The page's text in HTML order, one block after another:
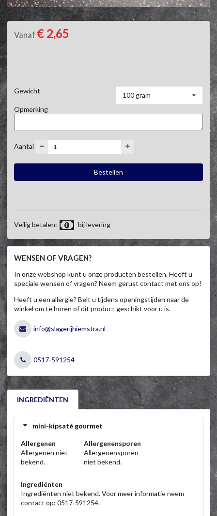
Vanaf € 2,65
Gewicht
100 gram
Opmerking
Aantal
Veilig betalen: bij levering
WENSEN OF VRAGEN?
In onze webshop kunt u onze producten bestellen. Heeft u
speciale wensen of vragen? Neem gerust contact met ons op!
Heeft u een allergie? Belt u tijdens openingstijden naar de
winkel om te horen of dit product geschikt voor u is.
info@slagerijhiemstra.nl
0517-591254
INGREDIËNTEN
mini-kipsaté gourmet
Allergenen
Allergenen niet
bekend.
Allergenensporen
Allergenensporen
niet bekend.
Ingrediënten
Ingrediënten niet bekend. Voor meer informatie neem
contact op: 0517-591254.